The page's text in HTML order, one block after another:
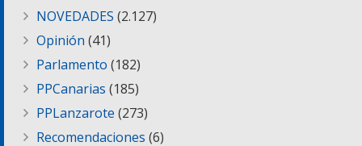
NOVEDADES (2.127)
Opinión (41)
Parlamento (182)
PPCanarias (185)
PPLanzarote (273)
Recomendaciones (6)